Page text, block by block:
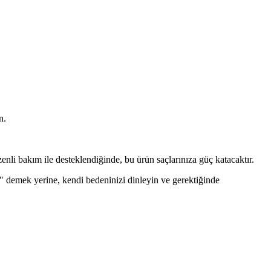
bakım ile desteklendiğinde, bu ürün saçlarınıza güç katacaktır.
demek yerine, kendi bedeninizi dinleyin ve gerektiğinde